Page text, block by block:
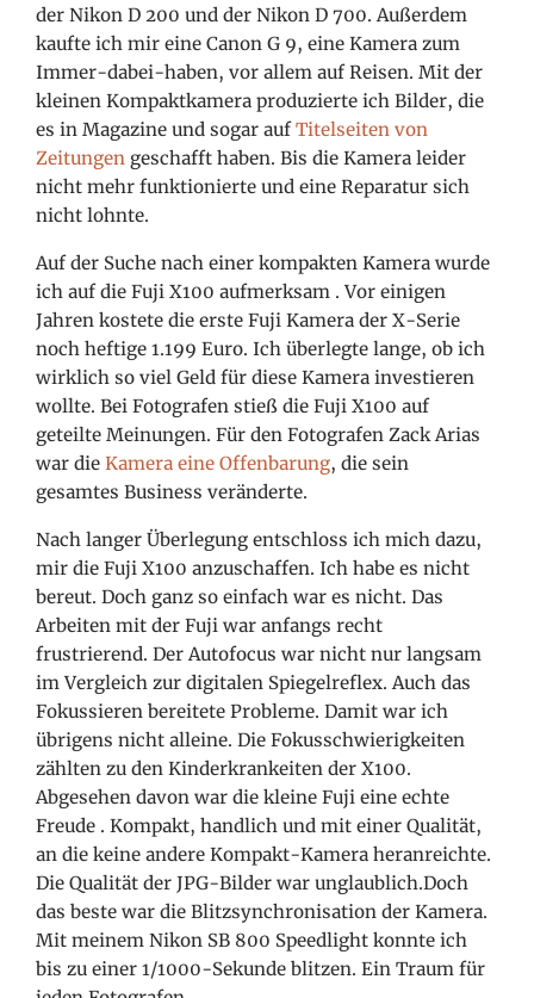
der Nikon D 200 und der Nikon D 700. Außerdem
kaufte ich mir eine Canon G 9, eine Kamera zum
Immer-dabei-haben, vor allem auf Reisen. Mit der
kleinen Kompaktkamera produzierte ich Bilder, die
es in Magazine und sogar aufTitelseiten von
Zeitungen geschafft haben. Bis die Kamera leider
nicht mehr funktionierte und eine Reparatur sich
nicht lohnte.
Auf der Suche nach einer kompakten Kamera wurde
ich auf die Fuji X100 aufmerksam . Vor einigen
Jahren kostete die erste Fuji Kamera der X-Serie
noch heftige 1.199 Euro. Ich überlegte lange, ob ich
wirklich so viel Geld für diese Kamera investieren
wollte. Bei Fotografen stieß die Fuji X100 auf
geteilte Meinungen. Für den Fotografen Zack Arias
war dieKamera eine Offenbarung, die sein
gesamtes Business veränderte.
Nach langer Überlegung entschloss ich mich dazu,
mir die Fuji X100 anzuschaffen. Ich habe es nicht
bereut. Doch ganz so einfach war es nicht. Das
Arbeiten mit der Fuji war anfangs recht
frustrierend. Der Autofocus war nicht nur langsam
im Vergleich zur digitalen Spiegelreflex. Auch das
Fokussieren bereitete Probleme. Damitwar ich
übrigens nicht alleine. Die Fokusschwierigkeiten
zähltenzu den Kinderkrankeiten der X100.
Abgesehen davon war die kleine Fuji eine echte
Freude . Kompakt, handlich und mit einer Qualität,
an die keine andere Kompakt-Kamera heranreichte.
Die Qualität der JPG-Bilder war unglaublich.Doch
das beste war die Blitzsynchronisation der Kamera.
Mit meinem Nikon SB 800 Speedlight konnte ich
bis zu einer 1/1000-Sekunde blitzen. Ein Traum für